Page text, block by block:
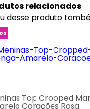
relacionados
desse produto
Top Cropped
Corações Rosa